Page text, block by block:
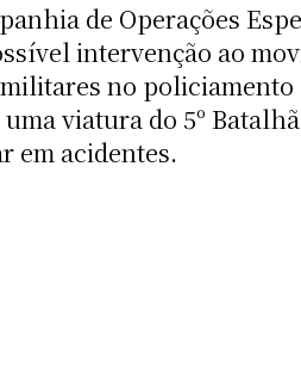
de Operações
intervenção ao
no
viatura do 5º
em acidentes.